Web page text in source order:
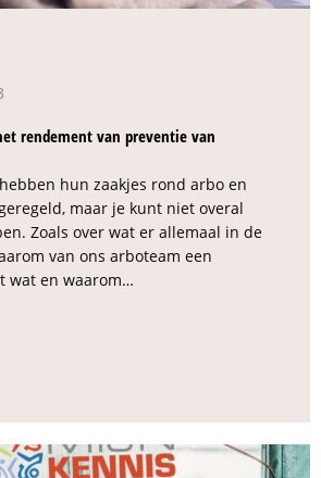
rendement van preventie van
hun zaakjes rond arbo en
maar je kunt niet overal
Zoals over wat er allemaal in de
van ons arboteam een
wat en waarom…